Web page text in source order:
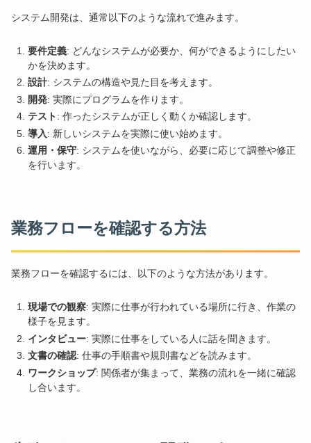
システム開発は、通常以下のような流れで進みます。
要件定義: どんなシステムが必要か、何ができるようにしたい
かを決めます。
設計: システムの構造や見た目を考えます。
開発: 実際にプログラムを作ります。
テスト: 作ったシステムが正しく動くか確認します。
導入: 新しいシステムを実際に使い始めます。
運用・保守: システムを使いながら、必要に応じて調整や修正
を行います。
業務フローを確認する方法
業務フローを確認するには、以下のような方法があります。
現場での観察: 実際に仕事が行われている場所に行き、作業の
様子を見ます。
インタビュー: 実際に仕事をしている人に話を聞きます。
文書の確認: 仕事の手順書や規則書などを読みます。
ワークショップ: 関係者が集まって、業務の流れを一緒に確認
し合います。